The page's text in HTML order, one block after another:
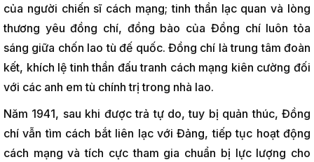
của người chiến sĩ cách mạng; tinh thần lạc quan và lòng
thương yêu đồng chí, đồng bào của Đồng chí luôn tỏa
sáng giữa chốn lao tù đế quốc. Đồng chí là trung tâm đoàn
kết, khích lệ tinh thần đấu tranh cách mạng kiên cường đối
với các anh em tù chính trị trong nhà lao.
Năm 1941, sau khi được trả tự do, tuy bị quản thúc, Đồng
chí vẫn tìm cách bắt liên lạc với Đảng, tiếp tục hoạt động
cách mạng và tích cực tham gia chuẩn bị lực lượng cho